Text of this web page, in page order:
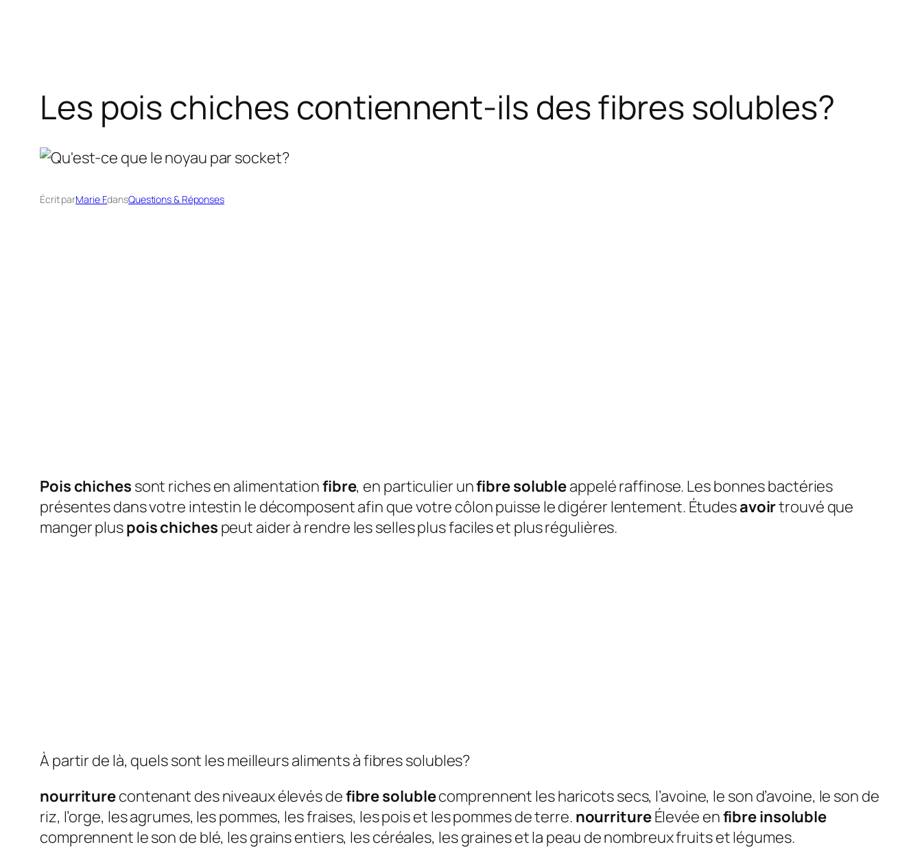
Les pois chiches contiennent-ils des fibres solubles?
Écrit parMarie F.dansQuestions & Réponses
Pois chiches sont riches en alimentationfibre, en particulier unfibre solubleappelé raffinose. Les bonnes bactéries
présentes dans votre intestin le décomposent afin que votre côlon puisse le digérer lentement. Étudesavoirtrouvé que
manger pluspois chiches peut aider à rendre les selles plus faciles et plus régulières.
À partir de là, quels sont les meilleurs aliments à fibres solubles?
nourriturecontenant des niveaux élevés defibre solublecomprennent les haricots secs, l’avoine, le son d’avoine, le son de
riz, l’orge, les agrumes, les pommes, les fraises, les pois et les pommes de terre. nourritureÉlevée enfibre insoluble
comprennent le son de blé, les grains entiers, les céréales, les graines et la peau de nombreux fruits et légumes.